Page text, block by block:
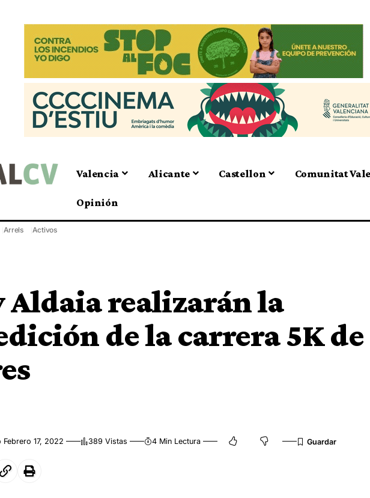
Valencia Alicante Castellon Comunitat
Opinión
Arrels Activos
Aldaia realizarán la
de la carrera 5K de
Febrero 17, 2022 389 Vistas 4 Min Lectura